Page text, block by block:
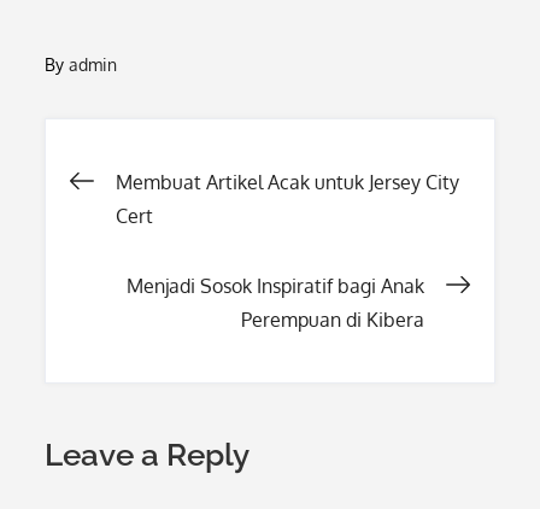
Byadmin
Post
Membuat Artikel Acak untuk Jersey City
Cert
Menjadi Sosok Inspiratif bagi Anak
Perempuan di Kibera
Leave a Reply